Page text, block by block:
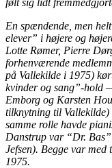
En spændende, men
elever” i højere og
Lotte Rømer, Pierre
forhenværende
på Vallekilde i 1975)
kvinder og sang”-hold
Emborg og Karsten
tilknytning til Vallekilde)
samme rolle havde
Danstrup var “Dr.
Jefsen). Begge var
1975.